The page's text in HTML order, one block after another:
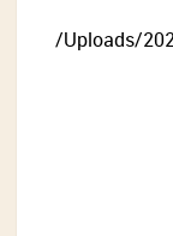
/Uploads/